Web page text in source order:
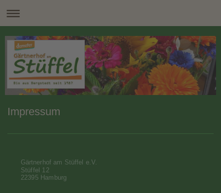
Impressum
Gärtnerhof am Stüffel e.V.
Stüffel 12
22395 Hamburg